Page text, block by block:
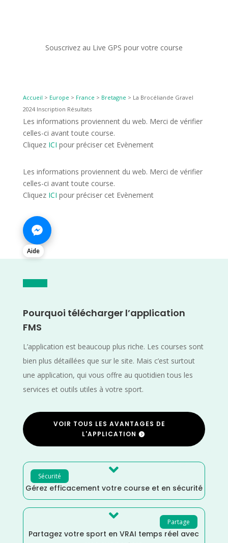
Souscrivez au Live GPS pour votre course
Accueil > Europe > France > Bretagne > La Brocéliande Gravel
2024 Inscription Résultats
Les informations proviennent du web. Merci de vérifier
celles-ci avant toute course.
Cliquez ICI pour préciser cet Evènement
Les informations proviennent du web. Merci de vérifier
celles-ci avant toute course.
Cliquez ICI pour préciser cet Evènement
Aide
Pourquoi télécharger l’application
FMS
L’application est beaucoup plus riche. Les courses sont
bien plus détaillées que sur le site. Mais c’est surtout
une application, qui vous offre au quotidien tous les
services et outils utiles à votre sport.
VOIR TOUS LES AVANTAGES DE
L'APPLICATION
Sécurité 
Gérez efficacement votre course et en sécurité
Partage

Partagez votre sport en VRAI temps réel avec